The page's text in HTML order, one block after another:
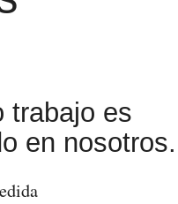
trabajo es
en nosotros.